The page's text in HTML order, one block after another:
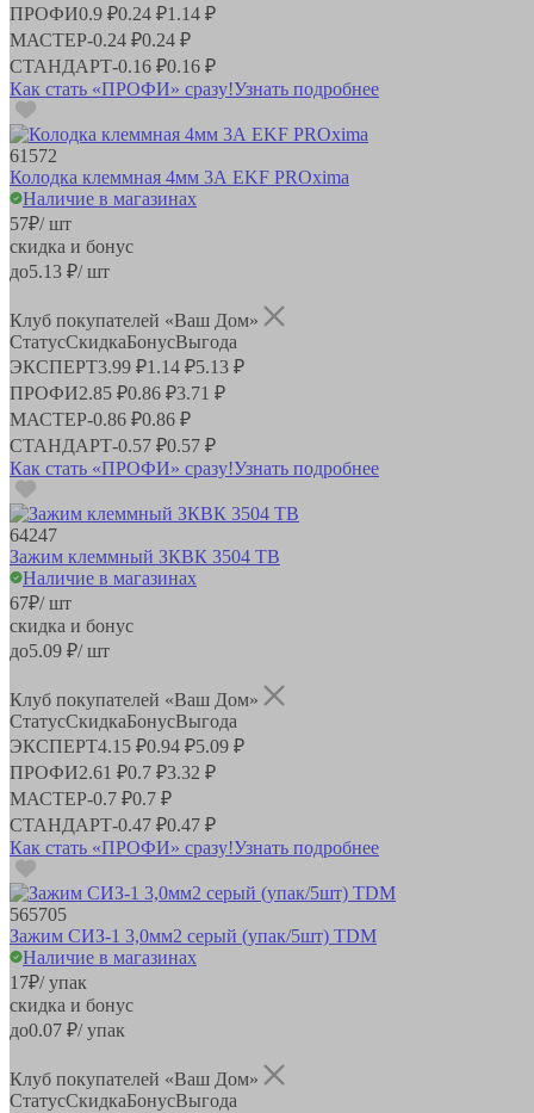
ПРОФИ0.9 ₽0.24 ₽1.14 ₽
МАСТЕР-0.24 ₽0.24 ₽
СТАНДАРТ-0.16 ₽0.16 ₽
Как стать «ПРОФИ» сразу!Узнать подробнее
61572
Колодка клеммная 4мм 3А EKF PROxima
Наличие в магазинах
57₽/ шт
скидка и бонус
до5.13 ₽/ шт
Клуб покупателей «Ваш Дом»
СтатусСкидкаБонусВыгода
ЭКСПЕРТ3.99 ₽1.14 ₽5.13 ₽
ПРОФИ2.85 ₽0.86 ₽3.71 ₽
МАСТЕР-0.86 ₽0.86 ₽
СТАНДАРТ-0.57 ₽0.57 ₽
Как стать «ПРОФИ» сразу!Узнать подробнее
64247
Зажим клеммный ЗКВК 3504 ТВ
Наличие в магазинах
67₽/ шт
скидка и бонус
до5.09 ₽/ шт
Клуб покупателей «Ваш Дом»
СтатусСкидкаБонусВыгода
ЭКСПЕРТ4.15 ₽0.94 ₽5.09 ₽
ПРОФИ2.61 ₽0.7 ₽3.32 ₽
МАСТЕР-0.7 ₽0.7 ₽
СТАНДАРТ-0.47 ₽0.47 ₽
Как стать «ПРОФИ» сразу!Узнать подробнее
565705
Зажим СИЗ-1 3,0мм2 серый (упак/5шт) TDM
Наличие в магазинах
17₽/ упак
скидка и бонус
до0.07 ₽/ упак
Клуб покупателей «Ваш Дом»
СтатусСкидкаБонусВыгода